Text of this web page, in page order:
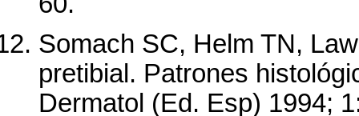
Somach SC, Helm TN,
pretibial. Patrones
Dermatol (Ed. Esp) 1994;